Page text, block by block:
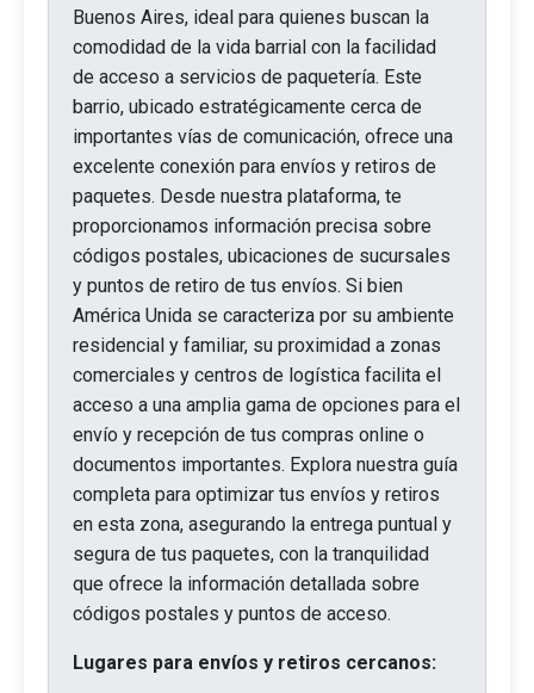
Buenos Aires, ideal para quienes buscan la
comodidad de la vida barrial con la facilidad
de acceso a servicios de paquetería. Este
barrio, ubicado estratégicamente cerca de
importantes vías de comunicación, ofrece una
excelente conexión para envíos y retiros de
paquetes. Desde nuestra plataforma, te
proporcionamos información precisa sobre
códigos postales, ubicaciones de sucursales
y puntos de retiro de tus envíos. Si bien
América Unida se caracteriza por su ambiente
residencial y familiar, su proximidad a zonas
comerciales y centros de logística facilita el
acceso a una amplia gama de opciones para el
envío y recepción de tus compras online o
documentos importantes. Explora nuestra guía
completa para optimizar tus envíos y retiros
en esta zona, asegurando la entrega puntual y
segura de tus paquetes, con la tranquilidad
que ofrece la información detallada sobre
códigos postales y puntos de acceso.
Lugares para envíos y retiros cercanos: